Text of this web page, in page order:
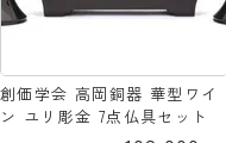
創価学会 高岡銅器 華型ワイ
ン ユリ彫金 7点仏具セット